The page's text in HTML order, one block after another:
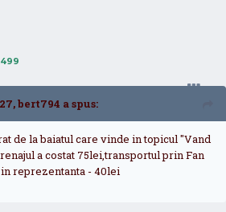
bert794 a spus:
de la baiatul care vinde in topicul "Vand
a costat 75lei,transportul prin Fan
reprezentanta - 40lei